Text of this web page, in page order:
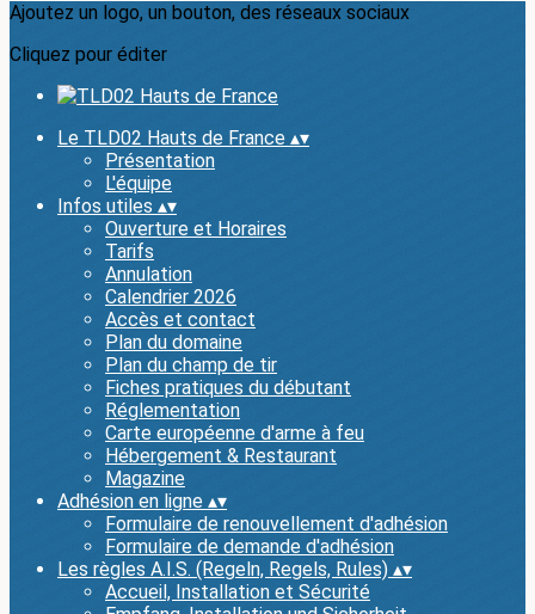
Ajoutez un logo, un bouton, des réseaux sociaux
Cliquez pour éditer
Le TLD02 Hauts de France ▴▾
Présentation
L'équipe
Infos utiles ▴▾
Ouverture et Horaires
Tarifs
Annulation
Calendrier 2026
Accès et contact
Plan du domaine
Plan du champ de tir
Fiches pratiques du débutant
Réglementation
Carte européenne d'arme à feu
Hébergement & Restaurant
Magazine
Adhésion en ligne ▴▾
Formulaire de renouvellement d'adhésion
Formulaire de demande d'adhésion
Les règles A.I.S. (Regeln, Regels, Rules) ▴▾
Accueil, Installation et Sécurité